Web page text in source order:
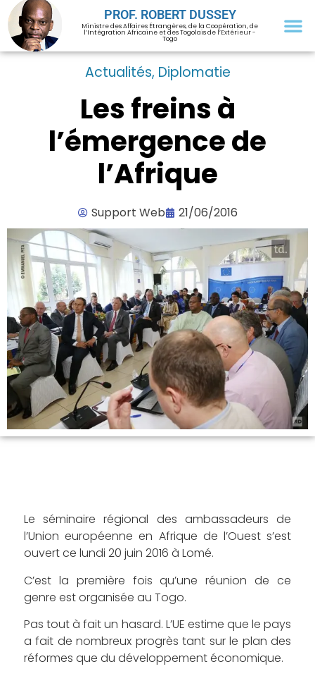
PROF. ROBERT DUSSEY
Ministre des Affaires Étrangères, de la Coopération, de
l’Intégration Africaine et des Togolais de l’Extérieur -
Togo
Actualités, Diplomatie
Les freins à
l’émergence de
l’Afrique
Support Web 21/06/2016
Le séminaire régional des ambassadeurs de
l’Union européenne en Afrique de l’Ouest s’est
ouvert ce lundi 20 juin 2016 à Lomé.
C’est la première fois qu’une réunion de ce
genre est organisée au Togo.
Pas tout à fait un hasard. L’UE estime que le pays
a fait de nombreux progrès tant sur le plan des
réformes que du développement économique.